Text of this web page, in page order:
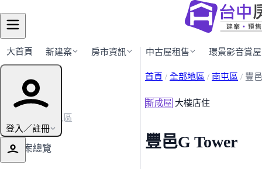
大首頁 新建案 房市資訊 中古屋租售 環景影音賞屋
登入／註冊
建案導覽
← 返回南屯區
建案總覽
首頁 / 全部地區 / 南屯區 / 豐
新成屋 大樓店住
豐邑G Tower